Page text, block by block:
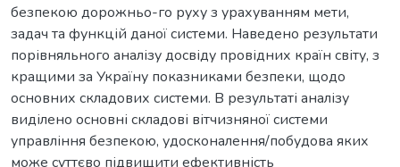
безпекою дорожньо-го руху з урахуванням мети,
задач та функцій даної системи. Наведено результати
порівняльного аналізу досвіду провідних країн світу, з
кращими за Україну показниками безпеки, щодо
основних складових системи. В результаті аналізу
виділено основні складові вітчизняної системи
управління безпекою, удосконалення/побудова яких
може суттєво підвищити ефективність